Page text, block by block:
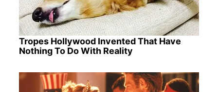
Tropes Hollywood Invented That Have
Nothing To Do With Reality